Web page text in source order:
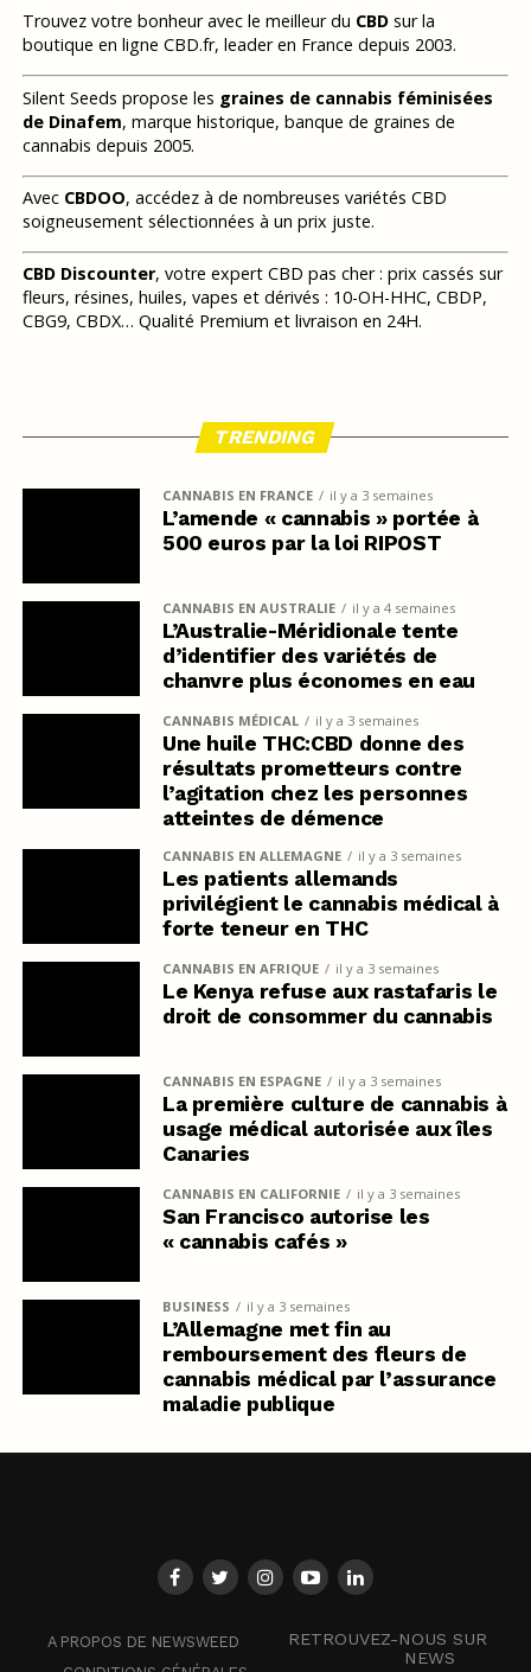
Trouvez votre bonheur avec le meilleur du CBDsur la
boutique en ligne CBD.fr, leader en France depuis 2003.
Silent Seeds propose les graines de cannabis féminisées
de Dinafem, marque historique, banque de graines de
cannabis depuis 2005.
Avec CBDOO, accédez à de nombreuses variétés CBD
soigneusement sélectionnées à un prix juste.
CBD Discounter, votre expert CBD pas cher : prix cassés sur
fleurs, résines, huiles, vapes et dérivés : 10-OH-HHC, CBDP,
CBG9, CBDX… Qualité Premium et livraison en 24H.
TRENDING
CANNABIS EN FRANCE il y a 3 semaines
L’amende « cannabis » portée à
500 euros par la loi RIPOST
CANNABIS EN AUSTRALIE il y a 4 semaines
L’Australie-Méridionale tente
d’identifier des variétés de
chanvre plus économes en eau
CANNABIS MÉDICAL il y a 3 semaines
Une huile THC:CBD donne des
résultats prometteurs contre
l’agitation chez les personnes
atteintes de démence
CANNABIS EN ALLEMAGNE il y a 3 semaines
Les patients allemands
privilégient le cannabis médical à
forte teneur en THC
CANNABIS EN AFRIQUE il y a 3 semaines
Le Kenya refuse aux rastafaris le
droit de consommer du cannabis
CANNABIS EN ESPAGNE il y a 3 semaines
La première culture de cannabis à
usage médical autorisée aux îles
Canaries
CANNABIS EN CALIFORNIE il y a 3 semaines
San Francisco autorise les
« cannabis cafés »
BUSINESS il y a 3 semaines
L’Allemagne met fin au
remboursement des fleurs de
cannabis médical par l’assurance
maladie publique
A PROPOS DE NEWSWEED
RETROUVEZ-NOUS SUR
NEWS